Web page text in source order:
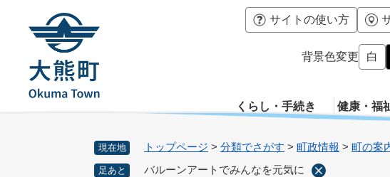
サイトの使い方
背景色変更 白
くらし・手続き 健康・福
現在地 トップページ > 分類でさがす > 町政情報 > 町の案
足あと バルーンアートでみんなを元気に